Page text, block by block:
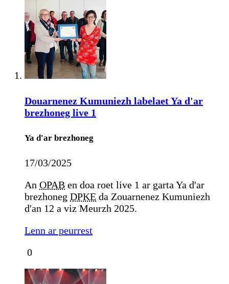
Douarnenez Kumuniezh labelaet Ya d'ar
brezhoneg live 1
Ya d'ar brezhoneg
17/03/2025
An OPAB en doa roet live 1 ar garta Ya d'ar
brezhoneg DPKE da Zouarnenez Kumuniezh
d'an 12 a viz Meurzh 2025.
Lenn ar peurrest
0